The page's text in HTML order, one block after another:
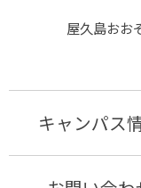
屋久島おお
キャンパス